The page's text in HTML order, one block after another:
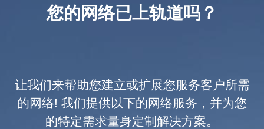
您的网络已上轨道吗？
让我们来帮助您建立或扩展您服务客户所需
的网络! 我们提供以下的网络服务，并为您
的特定需求量身定制解决方案。